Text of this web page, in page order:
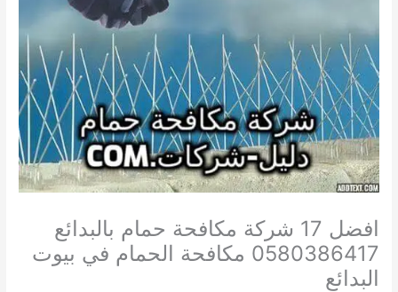
افضل 17 شركة مكافحة حمام بالبدائع
0580386417 مكافحة الحمام في بيوت
البدائع